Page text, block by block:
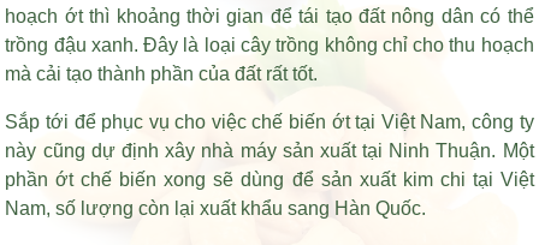
hoạch ớt thì khoảng thời gian để tái tạo đất nông dân có thể
trồng đậu xanh. Đây là loại cây trồng không chỉ cho thu hoạch
mà cải tạo thành phần của đất rất tốt.
Sắp tới để phục vụ cho việc chế biến ớt tại Việt Nam, công ty
này cũng dự định xây nhà máy sản xuất tại Ninh Thuận. Một
phần ớt chế biến xong sẽ dùng để sản xuất kim chi tại Việt
Nam, số lượng còn lại xuất khẩu sang Hàn Quốc.